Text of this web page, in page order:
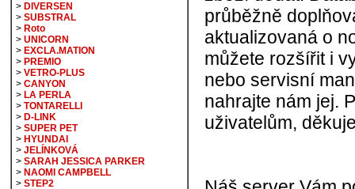
průběžně
aktualizovaná o
můžete rozšířit i
nebo servisní
nahrajte nám jej.
uživatelům,
> DIVERSEN
> SUBSTRAL
> Roto
> UNICORN
> EXCLA.MATION
> PREMIO
> VETRO-PLUS
> CANYON
> LA PERLA
> TONTARELLI
> D-LINK
> SUPER PET
> HYUNDAI
> JELÍNKOVÁ
> SARAH JESSICA PARKER
> NAOMI CAMPBELL
> STEP2